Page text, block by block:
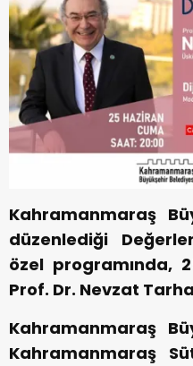
Kahramanmaraş
düzenlediği
özel programında,
Prof. Dr. Nevzat
Kahramanmaraş
Kahramanmaraş